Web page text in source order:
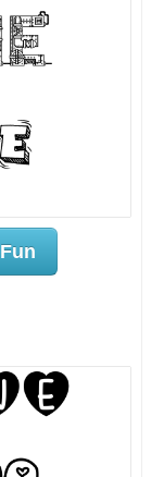
Fun